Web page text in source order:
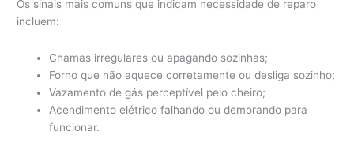
Os sinais mais comuns que indicam necessidade de reparo
incluem:
Chamas irregulares ou apagando sozinhas;
Forno que não aquece corretamente ou desliga sozinho;
Vazamento de gás perceptível pelo cheiro;
Acendimento elétrico falhando ou demorando para
funcionar.